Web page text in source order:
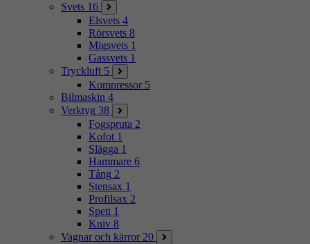
Svets 16
Elsvets 4
Rörsvets 8
Migsvets 1
Gassvets 1
Tryckluft 5
Kompressor 5
Bilmaskin 4
Verktyg 38
Fogspruta 2
Kofot 1
Slägga 1
Hammare 6
Tång 2
Stensax 1
Profilsax 2
Spett 1
Kniv 8
Vagnar och kärror 20